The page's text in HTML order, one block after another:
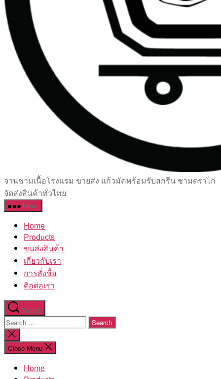
เซรามิค
ครบ
ครัน
โรงงาน
จานชามเนื้อโรงแรม ขายส่ง แก้วมัคพร้อมรับสกรีน ชามตราไก่
จัดส่งสินค้าทั่วไทย
Menu
Home
Products
ขนส่งสินค้า
เกี่ยวกับเรา
การสั่งชื้อ
ติอต่อเรา
Search
Search
for:
Close
search
Close Menu
Home